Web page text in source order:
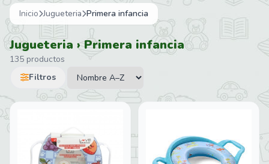
Inicio Jugueteria Primera infancia
Jugueteria › Primera infancia
135 productos
Filtros